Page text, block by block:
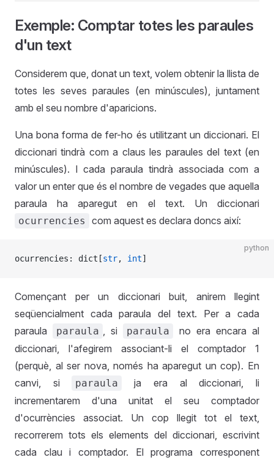
Exemple: Comptar totes les paraules
d'un text
Considerem que, donat un text, volem obtenir la llista de
totes les seves paraules (en minúscules), juntament
amb el seu nombre d'aparicions.
Una bona forma de fer-ho és utilitzant un diccionari. El
diccionari tindrà com a claus les paraules del text (en
minúscules). I cada paraula tindrà associada com a
valor un enter que és el nombre de vegades que aquella
paraula ha aparegut en el text. Un diccionari
ocurrencies com aquest es declara doncs així:
python
ocurrencies: dict[str, int]
Començant per un diccionari buit, anirem llegint
seqüencialment cada paraula del text. Per a cada
paraula
paraula , si paraula
no era encara al
diccionari, l'afegirem associant-li el comptador 1
(perquè, al ser nova, només ha aparegut un cop). En
canvi, si
paraula
ja era al diccionari, li
incrementarem d'una unitat el seu comptador
d'ocurrències associat. Un cop llegit tot el text,
recorrerem tots els elements del diccionari, escrivint
cada clau i comptador. El programa corresponent